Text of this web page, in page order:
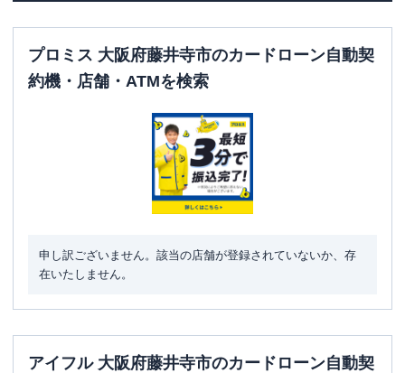
プロミス 大阪府藤井寺市のカードローン自動契
約機・店舗・ATMを検索
申し訳ございません。該当の店舗が登録されていないか、存
在いたしません。
アイフル 大阪府藤井寺市のカードローン自動契